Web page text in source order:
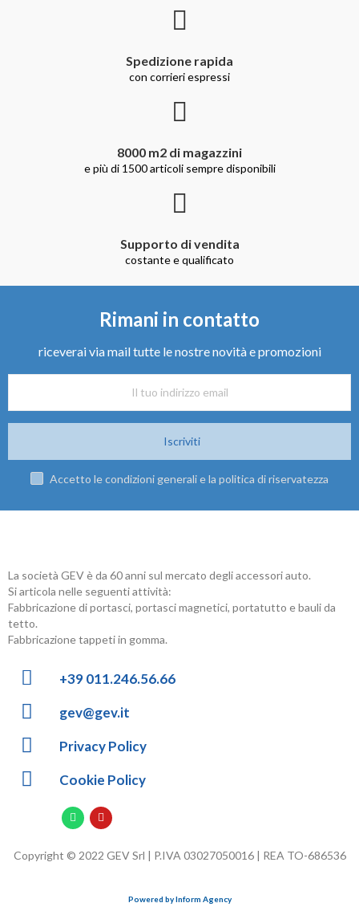
Spedizione rapida
con corrieri espressi
8000 m2 di magazzini
e più di 1500 articoli sempre disponibili
Supporto di vendita
costante e qualificato
Rimani in contatto
riceverai via mail tutte le nostre novità e promozioni
Iscriviti
Accetto le condizioni generali e la politica di riservatezza
La società GEV è da 60 anni sul mercato degli accessori auto.
Si articola nelle seguenti attività:
Fabbricazione di portasci, portasci magnetici, portatutto e bauli da
tetto.
Fabbricazione tappeti in gomma.
+39 011.246.56.66
gev@gev.it
Privacy Policy
Cookie Policy
Copyright © 2022 GEV Srl | P.IVA 03027050016 | REA TO-686536
Powered by Inform Agency